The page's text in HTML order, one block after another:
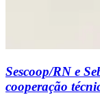
Sescoop/RN e
cooperação